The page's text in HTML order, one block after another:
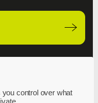
control over what